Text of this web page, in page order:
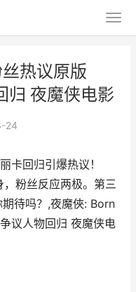
热议原版
归 夜魔侠电影
24
卡回归引爆热议！
粉丝反应两极。第三
待吗？,夜魔俠: Born
议人物回归 夜魔侠电